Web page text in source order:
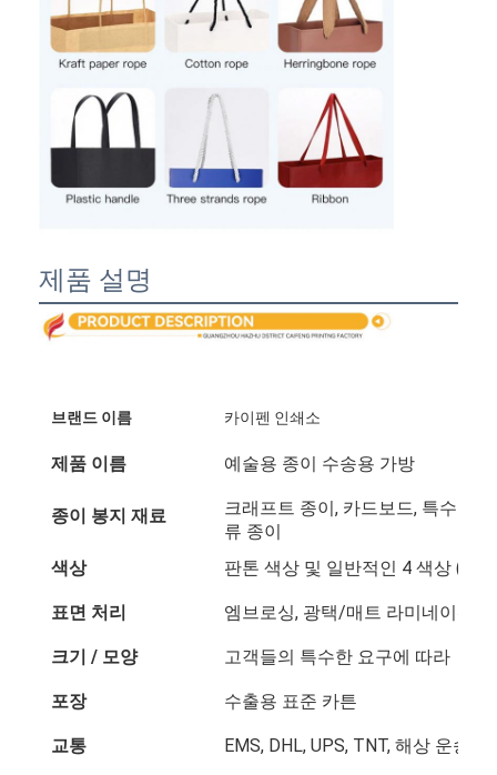
제품 설명
브랜드 이름 카이펜 인쇄소
제품 이름 예술용 종이 수송용 가방
종이 봉지 재료
크래프트 종이, 카드보드, 특수 종
류 종이
색상
판톤 색상 및 일반적인 4 색상
표면 처리 엠브로싱, 광택/매트 라미네이션,
크기 / 모양 고객들의 특수한 요구에 따라
포장 수출용 표준 카튼
교통 EMS, DHL, UPS, TNT, 해상 운송 등